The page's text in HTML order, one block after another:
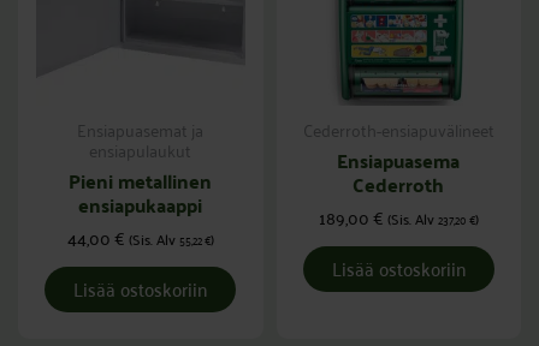
Ensiapuasemat ja
ensiapulaukut
Pieni metallinen
ensiapukaappi
44,00€(Sis. Alv 55,22€)
Lisää ostoskoriin
Cederroth-ensiapuvälineet
Ensiapuasema
Cederroth
189,00€(Sis. Alv237,20€)
Lisää ostoskoriin